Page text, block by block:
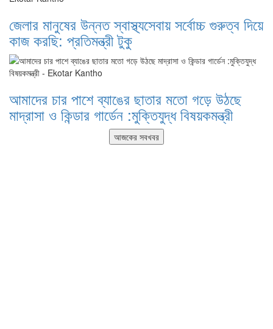
জেলার মানুষের উন্নত স্বাস্থ্যসেবায় সর্বোচ্চ গুরুত্ব দিয়ে
কাজ করছি: প্রতিমন্ত্রী টুকু
আমাদের চার পাশে ব্যাঙের ছাতার মতো গড়ে উঠছে
মাদ্রাসা ও কিন্ডার গার্ডেন :মুক্তিযুদ্ধ বিষয়কমন্ত্রী